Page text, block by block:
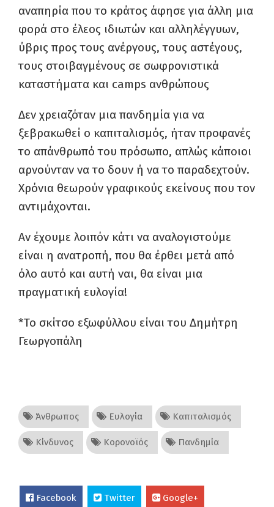
αναπηρία που το κράτος άφησε για άλλη μια
φορά στο έλεος ιδιωτών και αλληλέγγυων,
ύβρις προς τους ανέργους, τους αστέγους,
τους στοιβαγμένους σε σωφρονιστικά
καταστήματα και camps ανθρώπους
Δεν χρειαζόταν μια πανδημία για να
ξεβρακωθεί ο καπιταλισμός, ήταν προφανές
το απάνθρωπό του πρόσωπο, απλώς κάποιοι
αρνούνταν να το δουν ή να το παραδεχτούν.
Χρόνια θεωρούν γραφικούς εκείνους που τον
αντιμάχονται.
Αν έχουμε λοιπόν κάτι να αναλογιστούμε
είναι η ανατροπή, που θα έρθει μετά από
όλο αυτό και αυτή ναι, θα είναι μια
πραγματική ευλογία!
*Το σκίτσο εξωφύλλου είναι του Δημήτρη
Γεωργοπάλη
Άνθρωπος Ευλογία Καπιταλισμός
Κίνδυνος Κορονοϊός Πανδημία
Facebook Twitter Google+